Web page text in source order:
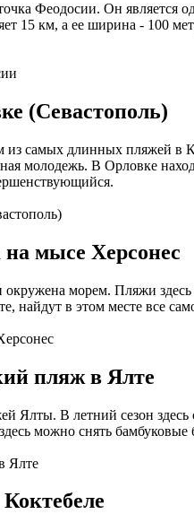
Феодосии. Он является
15 км, а ее ширина - 100
(Севастополь)
из самых длинных пляжей в
молодежь. В Орловке
на мысе Херсонес
окружена морем. Пляжи
найдут в этом месте все
пляж в Ялте
Ялты. В летний сезон
можно снять